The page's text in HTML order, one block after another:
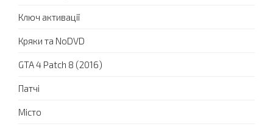
Ключ активації
Кряки та NoDVD
GTA 4 Patch 8 (2016)
Патчі
Місто